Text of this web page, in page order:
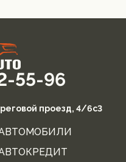
55-96
проезд, 4/6с3